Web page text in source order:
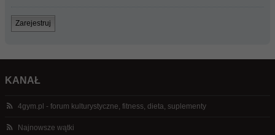
Zarejestruj
KANAŁ
4gym.pl - forum kulturystyczne, fitness, dieta, suplementy
Najnowsze wątki